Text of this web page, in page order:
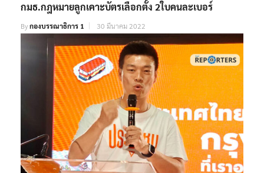
กมธ.กฎหมายลูกเคาะบัตรเลือกตั้ง 2ใบคนละเบอร์
Byกองบรรณาธิการ 1 30 มีนาคม 2022